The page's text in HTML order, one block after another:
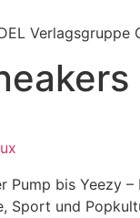
Verlagsgruppe
Pump bis Yeezy –
Sport und